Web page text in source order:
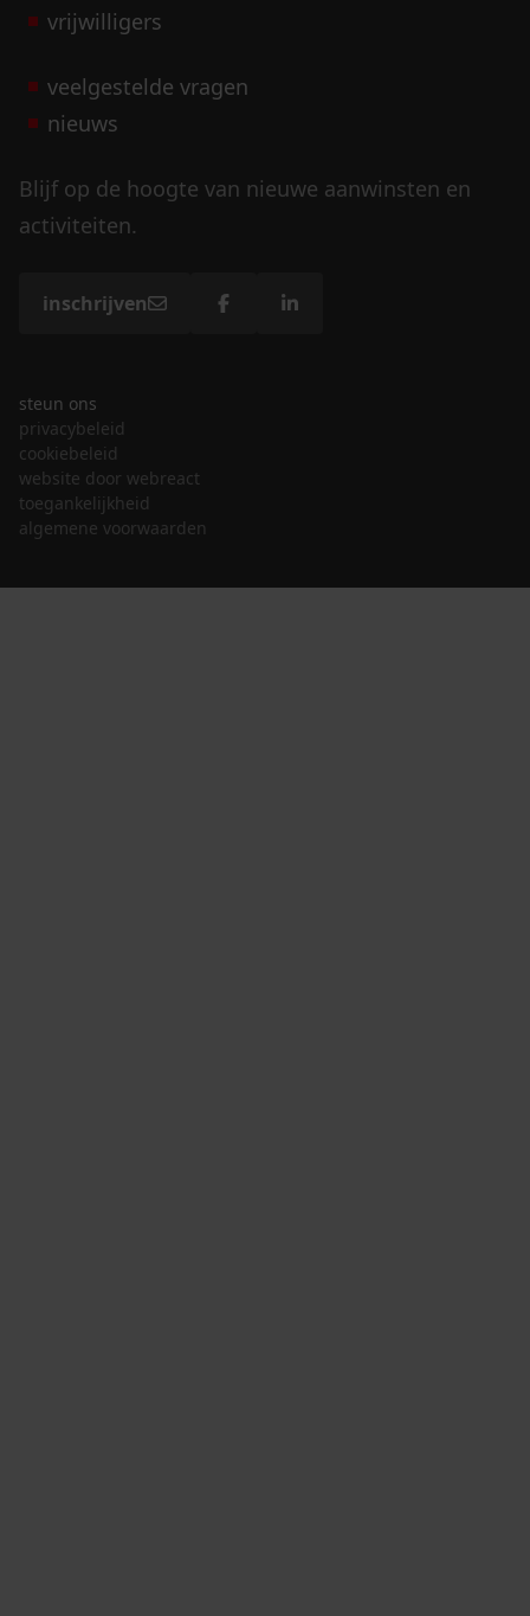
vrijwilligers
veelgestelde vragen
nieuws
Blijf op de hoogte van nieuwe aanwinsten en
activiteiten.
inschrijven
steun ons
privacybeleid
cookiebeleid
website door webreact
toegankelijkheid
algemene voorwaarden